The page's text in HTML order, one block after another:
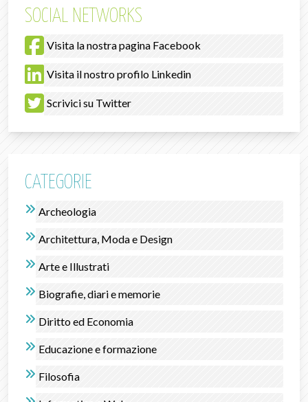
SOCIAL NETWORKS
Visita la nostra pagina Facebook
Visita il nostro profilo Linkedin
Scrivici su Twitter
CATEGORIE
Archeologia
Architettura, Moda e Design
Arte e Illustrati
Biografie, diari e memorie
Diritto ed Economia
Educazione e formazione
Filosofia